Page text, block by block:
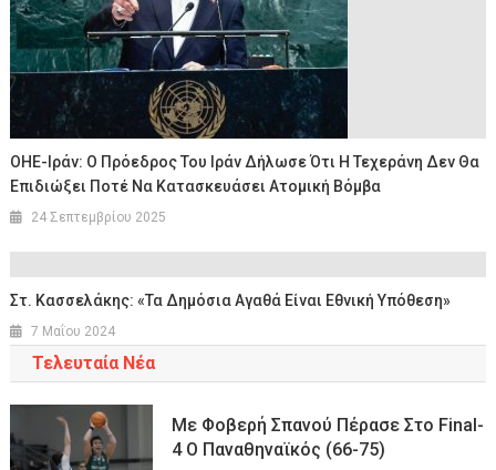
ΟΗΕ-Ιράν: Ο Πρόεδρος Του Ιράν Δήλωσε Ότι Η Τεχεράνη Δεν Θα
Επιδιώξει Ποτέ Να Κατασκευάσει Ατομική Βόμβα
24 Σεπτεμβρίου 2025
Στ. Κασσελάκης: «Τα Δημόσια Αγαθά Είναι Εθνική Υπόθεση»
7 Μαΐου 2024
Τελευταία Νέα
Με Φοβερή Σπανού Πέρασε Στο Final-
4 Ο Παναθηναϊκός (66-75)